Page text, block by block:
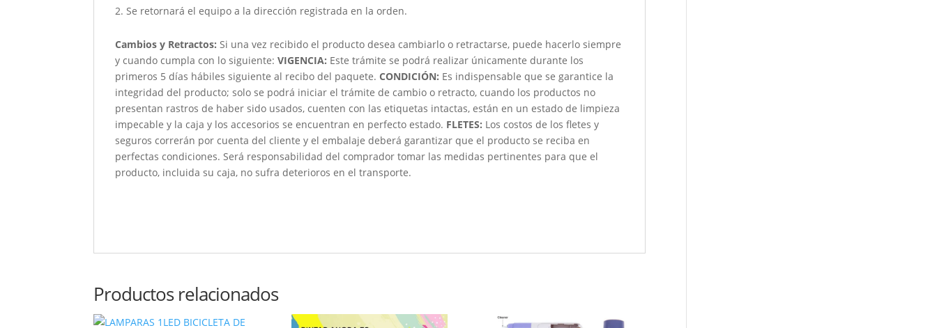
Se retornará el equipo a la dirección registrada en la orden.
Cambios y Retractos: Si una vez recibido el producto desea cambiarlo o retractarse, puede hacerlo siempre
y cuando cumpla con lo siguiente:VIGENCIA: Este trámite se podrá realizar únicamente durante los
primeros 5 días hábiles siguiente al recibo del paquete.CONDICIÓN: Es indispensable que se garantice la
integridad del producto; solo se podrá iniciar el trámite de cambio o retracto, cuando los productos no
presentan rastros de haber sido usados, cuenten con las etiquetas intactas, están en un estado de limpieza
impecable y la caja y los accesorios se encuentran en perfecto estado. FLETES: Los costos de los fletes y
seguros correrán por cuenta del cliente y el embalaje deberá garantizar que el producto se reciba en
perfectas condiciones. Será responsabilidad del comprador tomar las medidas pertinentes para que el
producto, incluida su caja, no sufra deterioros en el transporte.
Productos relacionados